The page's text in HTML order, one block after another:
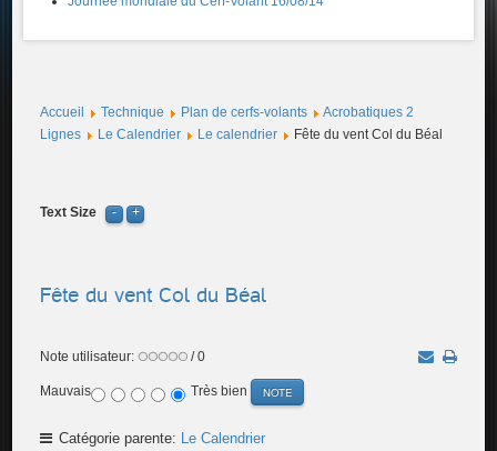
Accueil Technique Plan de cerfs-volants
Acrobatiques 2
Lignes
Le Calendrier Le calendrier Fête du vent Col du Béal
Text Size
Fête du vent Col du Béal
Note utilisateur: / 0
Mauvais Très bien
Catégorie parente: Le Calendrier